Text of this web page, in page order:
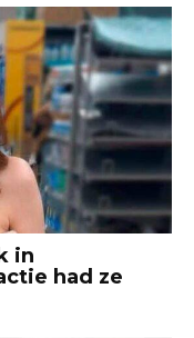
in
had ze